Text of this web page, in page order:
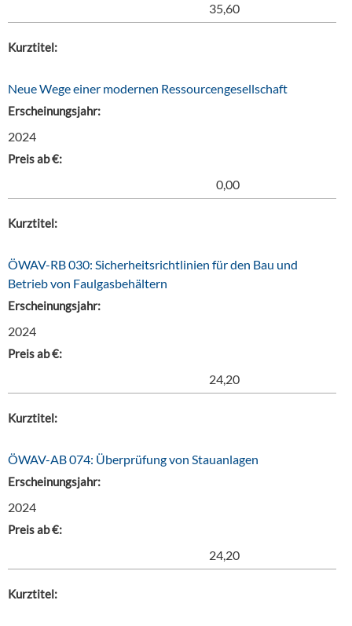
35,60
Kurztitel:
Neue Wege einer modernen Ressourcengesellschaft
Erscheinungsjahr:
2024
Preis ab €:
0,00
Kurztitel:
ÖWAV-RB 030: Sicherheitsrichtlinien für den Bau und
Betrieb von Faulgasbehältern
Erscheinungsjahr:
2024
Preis ab €:
24,20
Kurztitel:
ÖWAV-AB 074: Überprüfung von Stauanlagen
Erscheinungsjahr:
2024
Preis ab €:
24,20
Kurztitel: